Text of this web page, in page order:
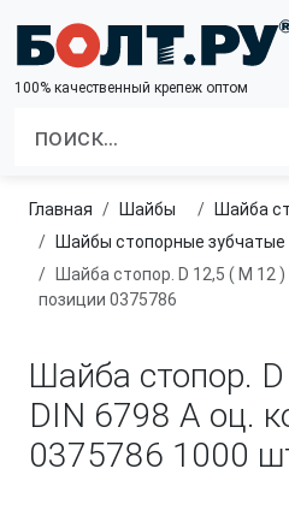
100% качественный крепеж оптом
Главная шайбы
Шайба
шайбы стопорные зубчатые
Шайба стопор. D 12,5 ( M 12 ) DIN 6798 А оц. код
позиции 0375786
Шайба стопор.
DIN 6798 А оц.
0375786 1000